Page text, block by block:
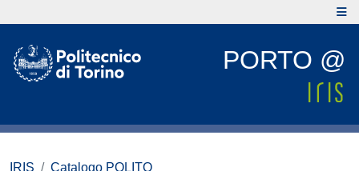
PORTO @
IRIS
Catalogo POLITO